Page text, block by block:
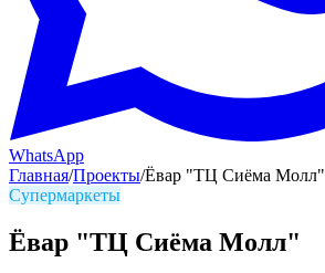
WhatsApp
Главная/Проекты/Ёвар "ТЦ Сиёма Молл"
Супермаркеты
Ёвар "ТЦ Сиёма Молл"